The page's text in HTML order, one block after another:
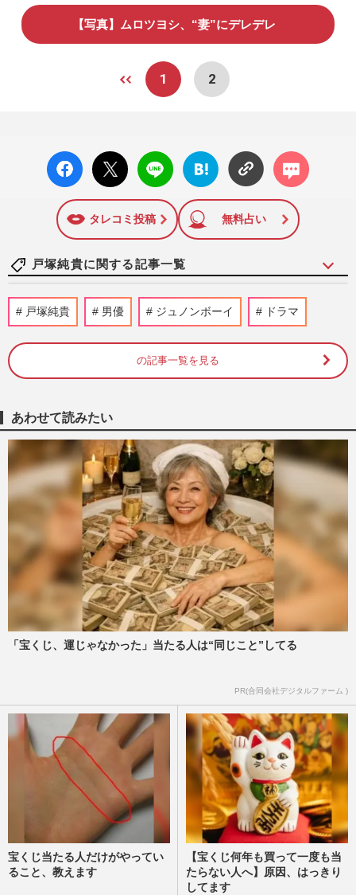
【写真】ムロツヨシ、“妻”にデレデレ
1 2
facebo
ok い
X ポス
ト
LINE
はてな
ブック
に追加
コメン
ト
タレコミ投稿 無料占い
戸塚純貴に関する記事一覧
伊藤沙莉主演・NHK朝ドラ『虎に翼』土
居志央梨と戸塚純貴のスピンオフが放送、
週刊女性2026年3月24日・31日号 2026/3/20
の戸塚純貴、予想外の大反響に「ちゃんと
しなきゃいけないな」
週刊女性2024年9月3日号
今週発売『週刊女性』9/3号の表紙と中身
はコチラ！
週刊女性本誌からのお知らせ
工藤静香の新曲ミュージックビデオに
Koki,が出演で「共演者がかわいそう」
「ムダづかいだわ」戸塚純貴に同…
週刊女性PRIME 2024/7/7
22日、高橋海人がドラマ『だが、情熱はあ
る』で相方のオードリー春…
週刊女性PRIME 2023/5/24
戸塚純貴 男優 ジュノンボーイ ドラマ
の記事一覧を見る
あわせて読みたい
「宝くじ、運じゃなかった」当たる人は“同じこと”してる
PR(合同会社デジタルファーム )
宝くじ当たる人だけがやってい
ること、教えます
【宝くじ何年も買って一度も当
たらない人へ】原因、はっきり
してます